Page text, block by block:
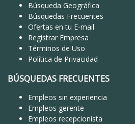
Búsqueda Geográfica
Búsquedas Frecuentes
Ofertas en tu E-mail
Registrar Empresa
Términos de Uso
Política de Privacidad
BÚSQUEDAS FRECUENTES
Empleos sin experiencia
Empleos gerente
Empleos recepcionista